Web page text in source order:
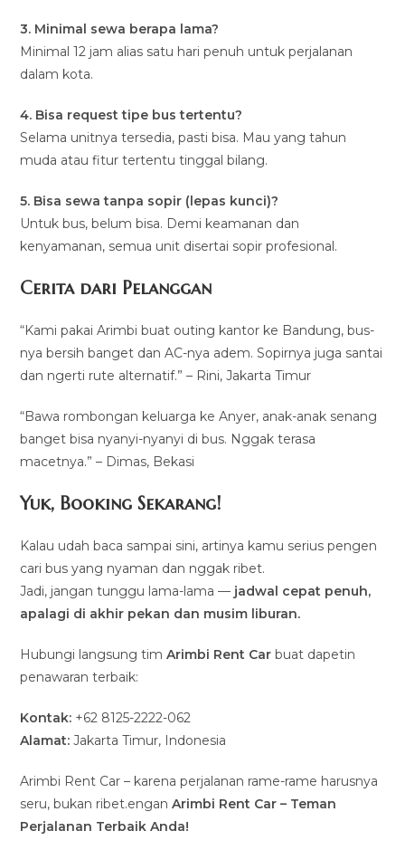
3. Minimal sewa berapa lama?
Minimal 12 jam alias satu hari penuh untuk perjalanan
dalam kota.
4. Bisa request tipe bus tertentu?
Selama unitnya tersedia, pasti bisa. Mau yang tahun
muda atau fitur tertentu tinggal bilang.
5. Bisa sewa tanpa sopir (lepas kunci)?
Untuk bus, belum bisa. Demi keamanan dan
kenyamanan, semua unit disertai sopir profesional.
Cerita dari Pelanggan
“Kami pakai Arimbi buat outing kantor ke Bandung, bus-
nya bersih banget dan AC-nya adem. Sopirnya juga santai
dan ngerti rute alternatif.” – Rini, Jakarta Timur
“Bawa rombongan keluarga ke Anyer, anak-anak senang
banget bisa nyanyi-nyanyi di bus. Nggak terasa
macetnya.” – Dimas, Bekasi
Yuk, Booking Sekarang!
Kalau udah baca sampai sini, artinya kamu serius pengen
cari bus yang nyaman dan nggak ribet.
Jadi, jangan tunggu lama-lama — jadwal cepat penuh,
apalagi di akhir pekan dan musim liburan.
Hubungi langsung timArimbi Rent Car buat dapetin
penawaran terbaik:
Kontak: +62 8125-2222-062
Alamat: Jakarta Timur, Indonesia
Arimbi Rent Car – karena perjalanan rame-rame harusnya
seru, bukan ribet.enganArimbi Rent Car – Teman
Perjalanan Terbaik Anda!